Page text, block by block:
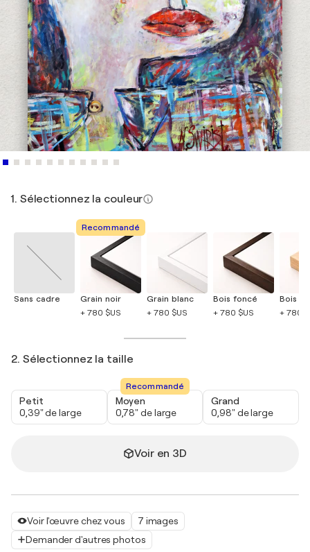
Voir l'œuvre chez vous
7 images
Demander d'autres photos
1. Sélectionnez la couleur
Sans cadre
Recommandé
Grain noir
+ 780 $US
Grain blanc
+ 780 $US
Bois foncé
+ 780 $US
Bois
+ 780
2. Sélectionnez la taille
Petit
0,39" de large
Recommandé
Moyen
0,78" de large
Grand
0,98" de large
Voir en 3D